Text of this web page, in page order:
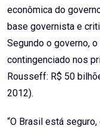
econômica do
base governista e
Segundo o governo,
contingenciado nos
Rousseff: R$ 50
2012).
“O Brasil está